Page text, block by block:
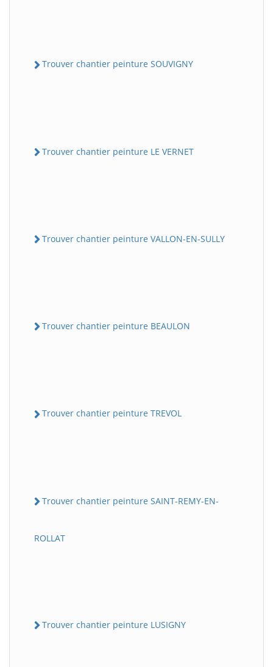
Trouver chantier peinture SOUVIGNY
Trouver chantier peinture LE VERNET
Trouver chantier peinture VALLON-EN-SULLY
Trouver chantier peinture BEAULON
Trouver chantier peinture TREVOL
Trouver chantier peinture SAINT-REMY-EN-
ROLLAT
Trouver chantier peinture LUSIGNY